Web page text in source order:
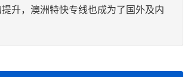
升，澳洲特快专线也成为了国外及内